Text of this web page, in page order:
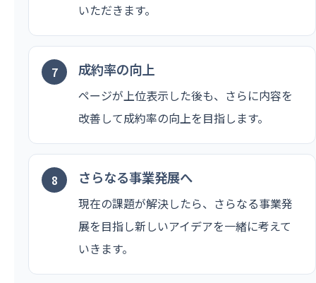
いただきます。
成約率の向上
ページが上位表示した後も、さらに内容を
改善して成約率の向上を目指します。
さらなる事業発展へ
現在の課題が解決したら、さらなる事業発
展を目指し新しいアイデアを一緒に考えて
いきます。